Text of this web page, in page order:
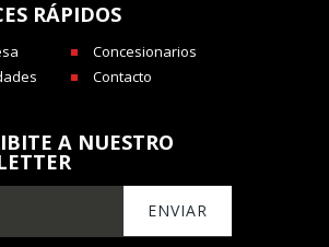
RÁPIDOS
Concesionarios
Contacto
A NUESTRO